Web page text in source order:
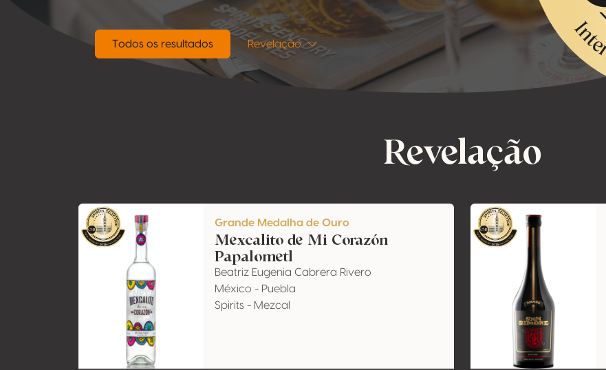
Todos os resultados Revelação
Revelação
Grande Medalha de Ouro
Mexcalito de Mi Corazón
Papalometl
Beatriz Eugenia Cabrera Rivero
México - Puebla
Spirits - Mezcal